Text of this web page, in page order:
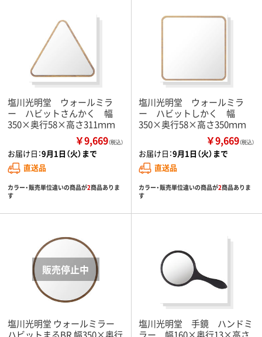
塩川光明堂 ウォールミラ
ー ハビットさんかく 幅
350×奥行58×高さ311ｍｍ
￥9,669（税込）
お届け日：9月1日（火）まで
直送品
カラー・販売単位違いの商品が2商品ありま
す
塩川光明堂 ウォールミラ
ー ハビットしかく 幅
350×奥行58×高さ350ｍｍ
￥9,669（税込）
お届け日：9月1日（火）まで
直送品
カラー・販売単位違いの商品が2商品ありま
す
塩川光明堂 ウォールミラー
ハビットまるBR 幅350×奥行
塩川光明堂 手鏡 ハンドミ
ラー 幅160×奥行13×高さ